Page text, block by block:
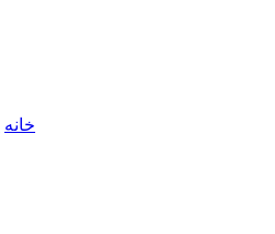
خانه